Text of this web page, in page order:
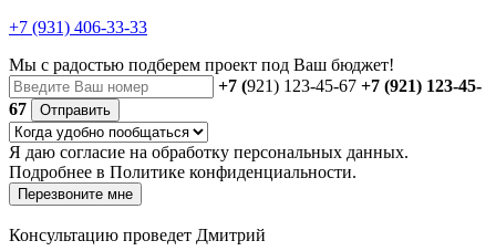
+7 (931) 406-33-33
Мы с радостью подберем проект под Ваш бюджет!
+7 (921) 123-45-67 +7 (921) 123-45-
67
Отправить
Я даю согласие на обработку персональных данных.
Подробнее в Политике конфиденциальности.
Перезвоните мне
Консультацию проведет Дмитрий